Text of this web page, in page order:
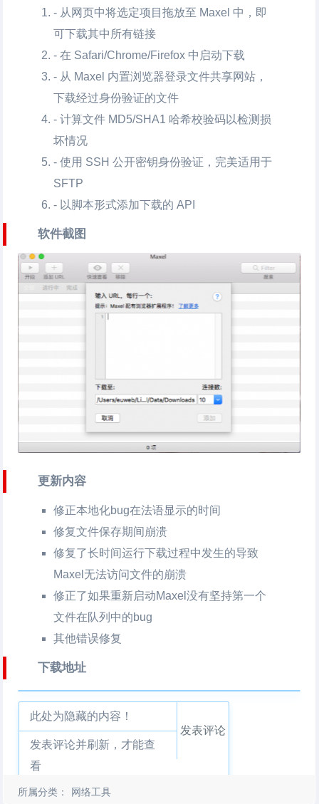
- 从网页中将选定项目拖放至 Maxel 中，即
可下载其中所有链接
- 在 Safari/Chrome/Firefox 中启动下载
- 从 Maxel 内置浏览器登录文件共享网站，
下载经过身份验证的文件
- 计算文件 MD5/SHA1 哈希校验码以检测损
坏情况
- 使用 SSH 公开密钥身份验证，完美适用于
SFTP
- 以脚本形式添加下载的 API
软件截图
更新内容
修正本地化bug在法语显示的时间
修复文件保存期间崩溃
修复了长时间运行下载过程中发生的导致
Maxel无法访问文件的崩溃
修正了如果重新启动Maxel没有坚持第一个
文件在队列中的bug
其他错误修复
下载地址
此处为隐藏的内容！
发表评论并刷新，才能查
看
发表评论
所属分类： 网络工具